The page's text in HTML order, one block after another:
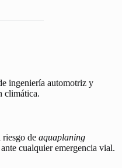
ingeniería automotriz y
climática.
riesgo de aquaplaning
cualquier emergencia vial.